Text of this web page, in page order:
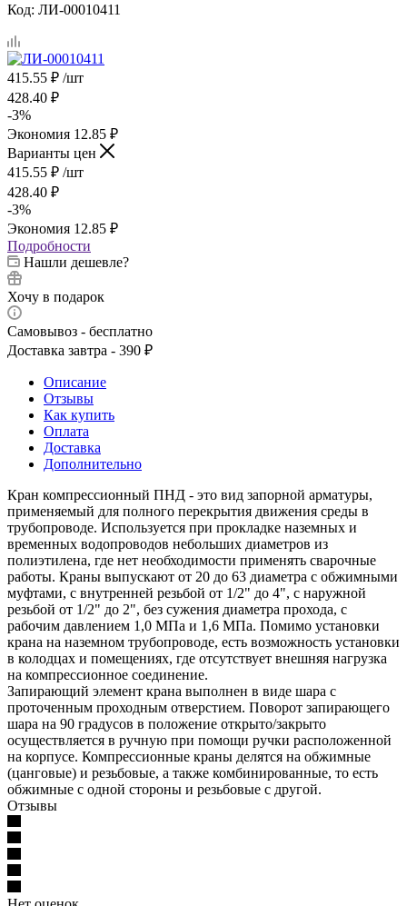
Код: ЛИ-00010411
415.55 ₽ /шт
428.40 ₽
-3%
Экономия 12.85 ₽
Варианты цен
415.55 ₽ /шт
428.40 ₽
-3%
Экономия 12.85 ₽
Подробности
Нашли дешевле?
Хочу в подарок
Самовывоз - бесплатно
Доставка завтра - 390 ₽
Описание
Отзывы
Как купить
Оплата
Доставка
Дополнительно
Кран компрессионный ПНД - это вид запорной арматуры,
применяемый для полного перекрытия движения среды в
трубопроводе. Используется при прокладке наземных и
временных водопроводов небольших диаметров из
полиэтилена, где нет необходимости применять сварочные
работы. Краны выпускают от 20 до 63 диаметра с обжимными
муфтами, с внутренней резьбой от 1/2" до 4", с наружной
резьбой от 1/2" до 2", без сужения диаметра прохода, с
рабочим давлением 1,0 МПа и 1,6 МПа. Помимо установки
крана на наземном трубопроводе, есть возможность установки
в колодцах и помещениях, где отсутствует внешняя нагрузка
на компрессионное соединение.
Запирающий элемент крана выполнен в виде шара с
проточенным проходным отверстием. Поворот запирающего
шара на 90 градусов в положение открыто/закрыто
осуществляется в ручную при помощи ручки расположенной
на корпусе. Компрессионные краны делятся на обжимные
(цанговые) и резьбовые, а также комбинированные, то есть
обжимные с одной стороны и резьбовые с другой.
Отзывы